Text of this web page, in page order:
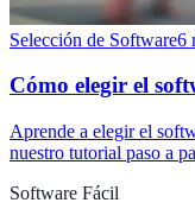
Selección de Software6
Cómo elegir el
Aprende a elegir el
nuestro tutorial paso a
Software Fácil